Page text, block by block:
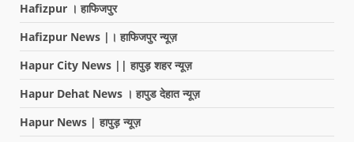
Hafizpur । हाफिजपुर
Hafizpur News |। हाफिजपुर न्यूज़
Hapur City News || हापुड़ शहर न्यूज़
Hapur Dehat News । हापुड देहात न्यूज़
Hapur News | हापुड़ न्यूज़